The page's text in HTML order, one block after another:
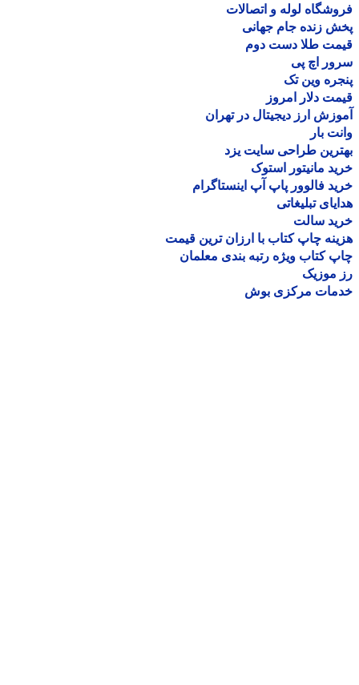
لوله و اتصالات
زنده جام جهانی
طلا دست دوم
اچ پی
وین تک
دلار امروز
ارز دیجیتال در تهران
بار
طراحی سایت یزد
مانیتور استوک
فالوور پاپ آپ اینستاگرام
تبلیغاتی
سالت
چاپ کتاب با ارزان ترین قیمت
کتاب ویژه رتبه بندی معلمان
موزیک
مرکزی بوش